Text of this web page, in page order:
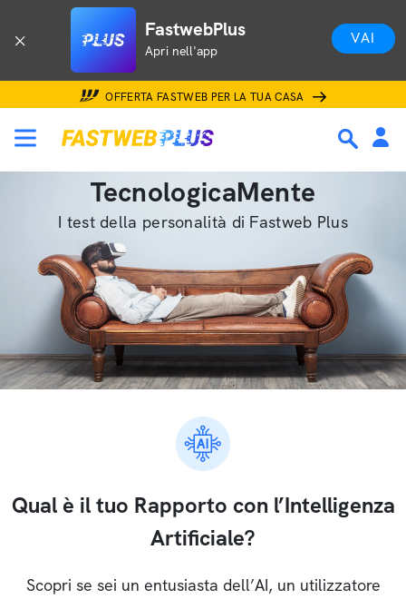
FastwebPlus
Apri nell'app
VAI
OFFERTA FASTWEB PER LA TUA CASA
TecnologicaMente
I test della personalità di Fastweb Plus
Qual è il tuo Rapporto con l’Intelligenza
Artificiale?
Scopri se sei un entusiasta dell’AI, un utilizzatore